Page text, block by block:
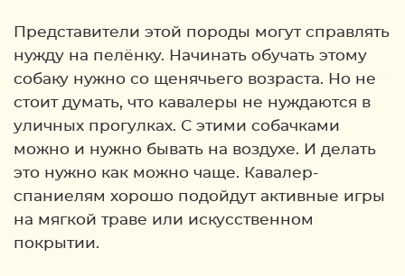
Представители этой породы могут справлять
нужду на пелёнку. Начинать обучать этому
собаку нужно со щенячьего возраста. Но не
стоит думать, что кавалеры не нуждаются в
уличных прогулках. С этими собачками
можно и нужно бывать на воздухе. И делать
это нужно как можно чаще. Кавалер-
спаниелям хорошо подойдут активные игры
на мягкой траве или искусственном
покрытии.